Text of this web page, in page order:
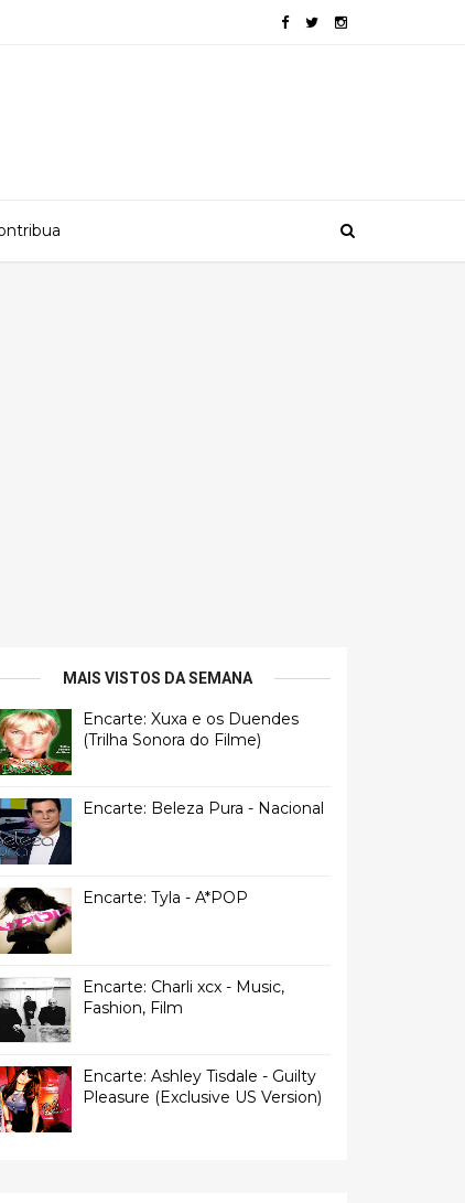
MAIS VISTOS DA SEMANA
Encarte: Xuxa e os Duendes
(Trilha Sonora do Filme)
Encarte: Beleza Pura - Nacional
Encarte: Tyla - A*POP
Encarte: Charli xcx - Music,
Fashion, Film
Encarte: Ashley Tisdale - Guilty
Pleasure (Exclusive US Version)